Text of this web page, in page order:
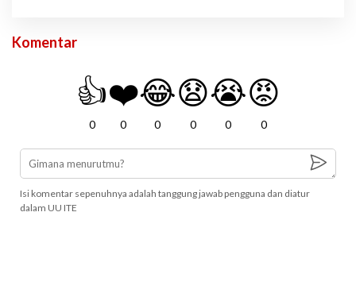
Komentar
👍
0
❤️
0
😂
0
😧
0
😭
0
😡
0
Isi komentar sepenuhnya adalah tanggung jawab pengguna dan diatur
dalam UU ITE